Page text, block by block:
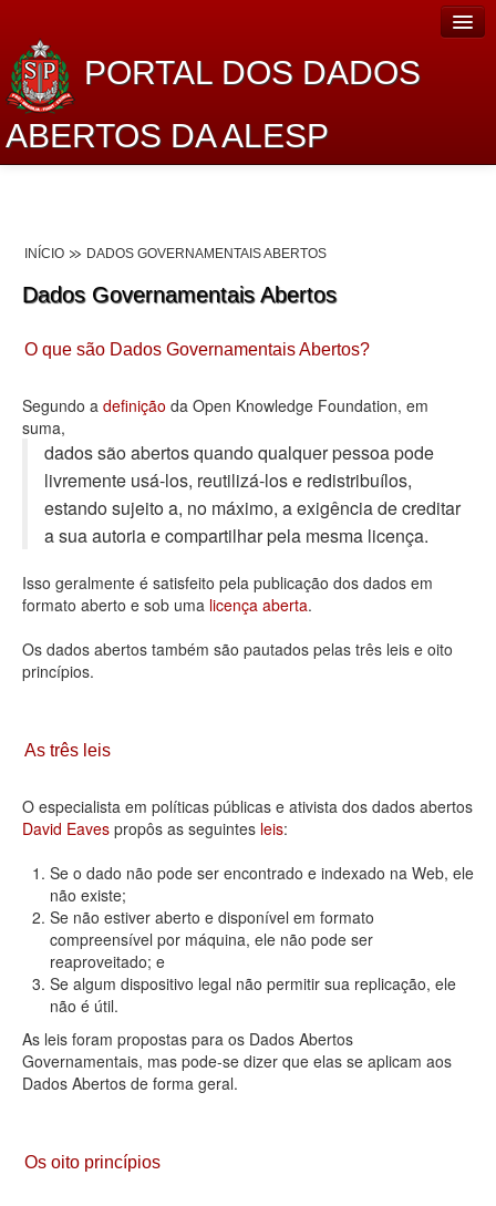
PORTAL DOS DADOS
ABERTOS DA ALESP
Lei de Acesso à Informação
Dados Governamentais Abertos
Planejamento
Catálogo de dados
Processo Legislativo
Deputados Estaduais
Administração
Legislação
Agenda
Contato
INÍCIO DADOS GOVERNAMENTAIS ABERTOS
Dados Governamentais Abertos
O que são Dados Governamentais Abertos?
Segundo a definição da Open Knowledge Foundation, em
suma,
dados são abertos quando qualquer pessoa pode
livremente usá-los, reutilizá-los e redistribuí­los,
estando sujeito a, no máximo, a exigência de creditar
a sua autoria e compartilhar pela mesma licença.
Isso geralmente é satisfeito pela publicação dos dados em
formato aberto e sob uma licença aberta.
Os dados abertos também são pautados pelas três leis e oito
princípios.
As três leis
O especialista em políticas públicas e ativista dos dados abertos
David Eaves propôs as seguintes leis:
Se o dado não pode ser encontrado e indexado na Web, ele
não existe;
Se não estiver aberto e disponível em formato
compreensível por máquina, ele não pode ser
reaproveitado; e
Se algum dispositivo legal não permitir sua replicação, ele
não é útil.
As leis foram propostas para os Dados Abertos
Governamentais, mas pode-se dizer que elas se aplicam aos
Dados Abertos de forma geral.
Os oito princípios